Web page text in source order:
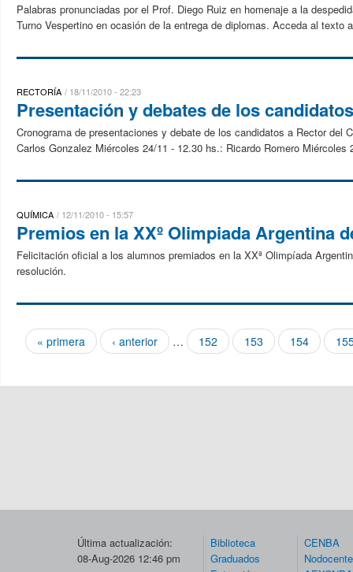
Palabras pronunciadas por el Prof. Diego Ruiz en homenaje a la
Turno Vespertino en ocasión de la entrega de diplomas. Acceda al texto
RECTORÍA 18/11/2010 - 22:23
Presentación y debates de los
Cronograma de presentaciones y debate de los candidatos a Rector
Carlos Gonzalez Miércoles 24/11 - 12.30 hs.: Ricardo Romero Miércoles
QUÍMICA 12/11/2010 - 15:57
Premios en la XXº Olimpiada Argentina
Felicitación oficial a los alumnos premiados en la XXª Olimpíada
resolución.
Páginas
« primera ‹ anterior … 152 153 154
Última actualización:
08-Aug-2026 12:46 pm
Biblioteca
Graduados
CENBA